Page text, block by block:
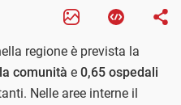
regione è prevista la
comunità e 0,65 ospedali
Nelle aree interne il